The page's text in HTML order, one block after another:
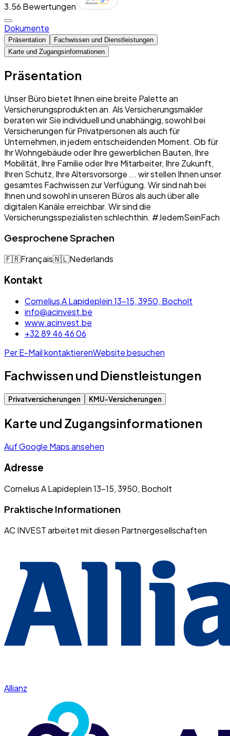
3.56 Bewertungen
Dokumente
Präsentation
Fachwissen und Dienstleistungen
Karte und Zugangsinformationen
Präsentation
Unser Büro bietet Ihnen eine breite Palette an
Versicherungsprodukten an. Als Versicherungsmakler
beraten wir Sie individuell und unabhängig, sowohl bei
Versicherungen für Privatpersonen als auch für
Unternehmen, in jedem entscheidenden Moment. Ob für
Ihr Wohngebäude oder Ihre gewerblichen Bauten, Ihre
Mobilität, Ihre Familie oder Ihre Mitarbeiter, Ihre Zukunft,
Ihren Schutz, Ihre Altersvorsorge ... wir stellen Ihnen unser
gesamtes Fachwissen zur Verfügung. Wir sind nah bei
Ihnen und sowohl in unseren Büros als auch über alle
digitalen Kanäle erreichbar. Wir sind die
Versicherungsspezialisten schlechthin. #JedemSeinFach
Gesprochene Sprachen
🇫🇷Français🇳🇱Nederlands
Kontakt
Cornelius A Lapideplein 13-15, 3950, Bocholt
info@acinvest.be
www.acinvest.be
+32 89 46 46 06
Per E-Mail kontaktierenWebsite besuchen
Fachwissen und Dienstleistungen
Privatversicherungen KMU-Versicherungen
Karte und Zugangsinformationen
Auf Google Maps ansehen
Adresse
Cornelius A Lapideplein 13-15, 3950, Bocholt
Praktische Informationen
AC INVEST arbeitet mit diesen Partnergesellschaften
Allianz